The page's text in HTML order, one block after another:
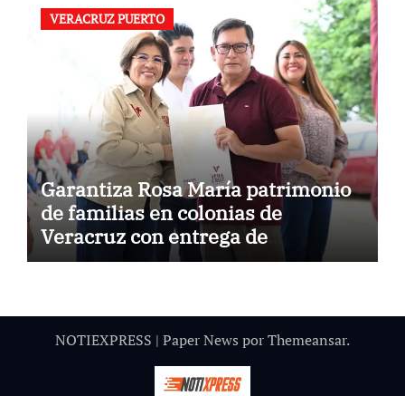
VERACRUZ PUERTO
Garantiza Rosa María patrimonio
de familias en colonias de
Veracruz con entrega de
escrituras
NOTIEXPRESS | Paper News porThemeansar.